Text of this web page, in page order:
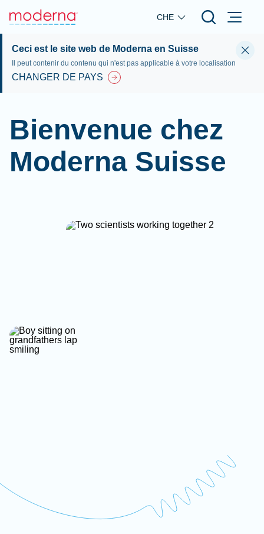
Skip to main content
CHE
Ceci est le site web de Moderna en Suisse
Il peut contenir du contenu qui n'est pas applicable à votre localisation
CHANGER DE PAYS
Bienvenue chez
Moderna Suisse